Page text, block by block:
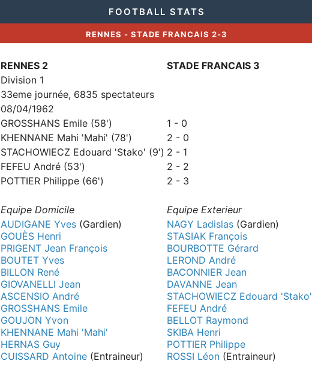
FOOTBALL STATS
RENNES - STADE FRANCAIS 2-3
RENNES 2
STADE FRANCAIS 3
Division 1
33eme journée, 6835 spectateurs
08/04/1962
GROSSHANS Emile (58')
1 - 0
KHENNANE Mahi 'Mahi' (78')
2 - 0
STACHOWIECZ Edouard 'Stako' (9') 2 - 1
FEFEU André (53')
2 - 2
POTTIER Philippe (66')
2 - 3
Equipe Domicile
Equipe Exterieur
AUDIGANE Yves (Gardien)
GOUÈS Henri
PRIGENT Jean François
BOUTET Yves
BILLON René
GIOVANELLI Jean
ASCENSIO André
GROSSHANS Emile
GOUJON Yvon
KHENNANE Mahi 'Mahi'
HERNAS Guy
CUISSARD Antoine (Entraineur)
NAGY Ladislas (Gardien)
STASIAK François
BOURBOTTE Gérard
LEROND André
BACONNIER Jean
DAVANNE Jean
STACHOWIECZ Edouard 'Stako'
FEFEU André
BELLOT Raymond
SKIBA Henri
POTTIER Philippe
ROSSI Léon (Entraineur)